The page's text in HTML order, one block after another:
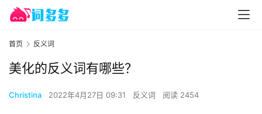
首页 反义词
美化的反义词有哪些？
Christina 2022年4月27日 09:31 反义词 阅读 2454